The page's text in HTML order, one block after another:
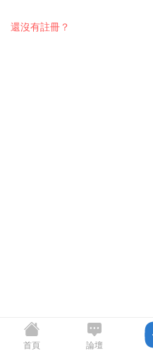
還沒有註冊？
首頁 論壇